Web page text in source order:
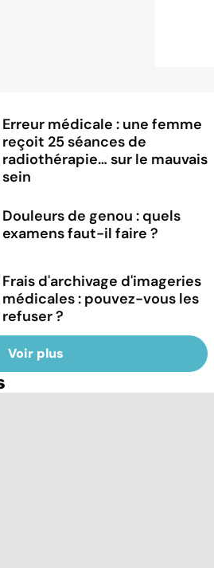
Erreur médicale : une femme
reçoit 25 séances de
radiothérapie… sur le mauvais
sein
Douleurs de genou : quels
examens faut-il faire ?
Frais d'archivage d'imageries
médicales : pouvez-vous les
refuser ?
Voir plus